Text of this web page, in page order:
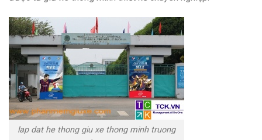
lap dat he thong giu xe thong minh truong